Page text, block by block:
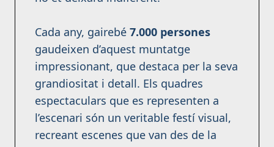
Cada any, gairebé 7.000 persones
gaudeixen d’aquest muntatge
impressionant, que destaca per la seva
grandiositat i detall. Els quadres
espectaculars que es representen a
l’escenari són un veritable festí visual,
recreant escenes que van des de la